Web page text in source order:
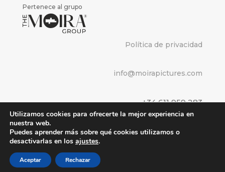
Pertenece al grupo
Política de privacidad
info@moirapictures.com
+34 611 959 283
Utilizamos cookies para ofrecerte la mejor experiencia en
nuestra web.
Puedes aprender más sobre qué cookies utilizamos o
desactivarlas en los ajustes.
Aceptar Rechazar